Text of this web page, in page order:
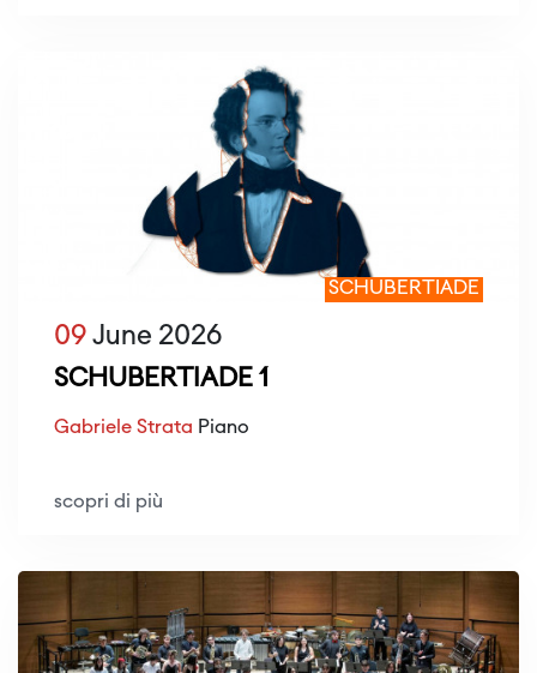
SCHUBERTIADE
09 June 2026
SCHUBERTIADE 1
Gabriele Strata Piano
scopri di più